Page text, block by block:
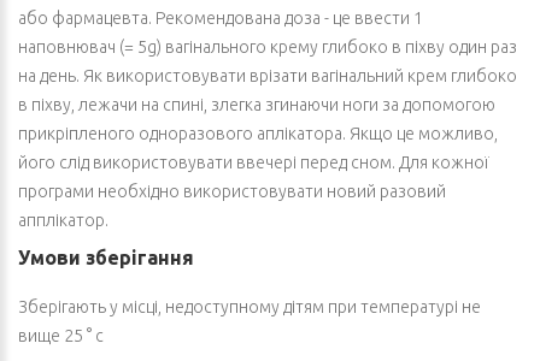
або фармацевта. Рекомендована доза - це ввести 1
наповнювач (= 5g) вагінального крему глибоко в піхву один раз
на день. Як використовувати врізати вагінальний крем глибоко
в піхву, лежачи на спині, злегка згинаючи ноги за допомогою
прикріпленого одноразового аплікатора. Якщо це можливо,
його слід використовувати ввечері перед сном. Для кожної
програми необхідно використовувати новий разовий
апплікатор.
Умови зберігання
Зберігають у місці, недоступному дітям при температурі не
вище 25 ° с